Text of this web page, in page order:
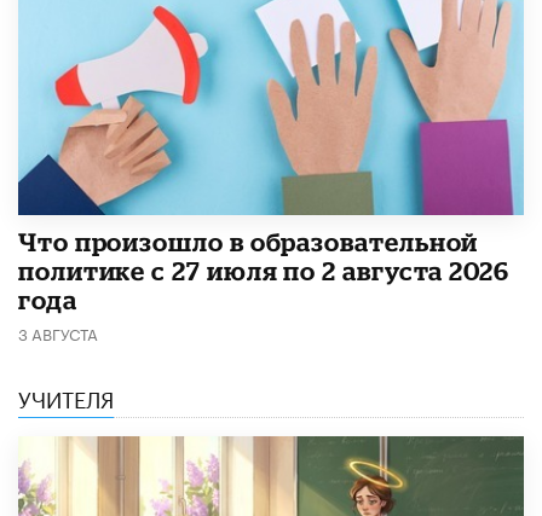
​Что произошло в образовательной
политике с 27 июля по 2 августа 2026
года
3 АВГУСТА
УЧИТЕЛЯ